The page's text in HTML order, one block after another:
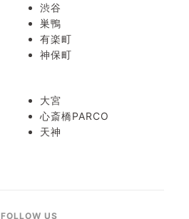
渋谷
巣鴨
有楽町
神保町
大宮
心斎橋PARCO
天神
FOLLOW US